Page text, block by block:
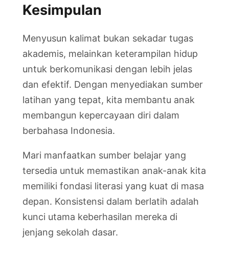
Kesimpulan
Menyusun kalimat bukan sekadar tugas
akademis, melainkan keterampilan hidup
untuk berkomunikasi dengan lebih jelas
dan efektif. Dengan menyediakan sumber
latihan yang tepat, kita membantu anak
membangun kepercayaan diri dalam
berbahasa Indonesia.
Mari manfaatkan sumber belajar yang
tersedia untuk memastikan anak-anak kita
memiliki fondasi literasi yang kuat di masa
depan. Konsistensi dalam berlatih adalah
kunci utama keberhasilan mereka di
jenjang sekolah dasar.